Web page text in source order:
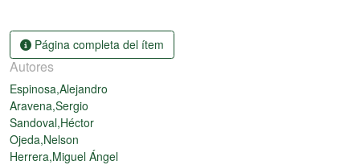
Página completa del ítem
Autores
Espinosa,Alejandro
Aravena,Sergio
Sandoval,Héctor
Ojeda,Nelson
Herrera,Miguel Ángel